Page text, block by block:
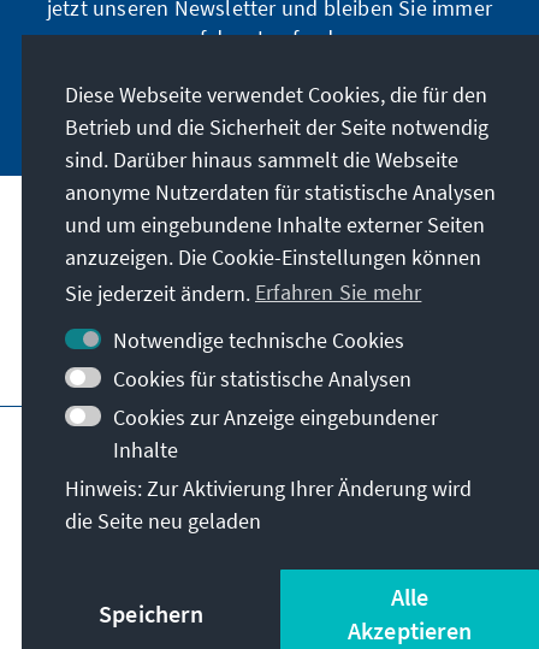
jetzt unseren Newsletter und bleiben Sie immer
auf dem Laufenden.
Jetzt abonnieren
Unser Auftrag
Kontakt
Weitere Angebote der Stiftung
Impressum
Datenschutz
Nutzungsbedingungen
Erklärung zur Barrierefreiheit
Barriere melden
Sitemap
© Konrad-Adenauer-Stiftung e.V. 2026
Diese Webseite verwendet Cookies, die für den
Betrieb und die Sicherheit der Seite notwendig
sind. Darüber hinaus sammelt die Webseite
anonyme Nutzerdaten für statistische Analysen
und um eingebundene Inhalte externer Seiten
anzuzeigen. Die Cookie-Einstellungen können
Sie jederzeit ändern. Erfahren Sie mehr
Notwendige technische Cookies
Cookies für statistische Analysen
Cookies zur Anzeige eingebundener
Inhalte
Hinweis: Zur Aktivierung Ihrer Änderung wird
die Seite neu geladen
Speichern
Alle
Akzeptieren